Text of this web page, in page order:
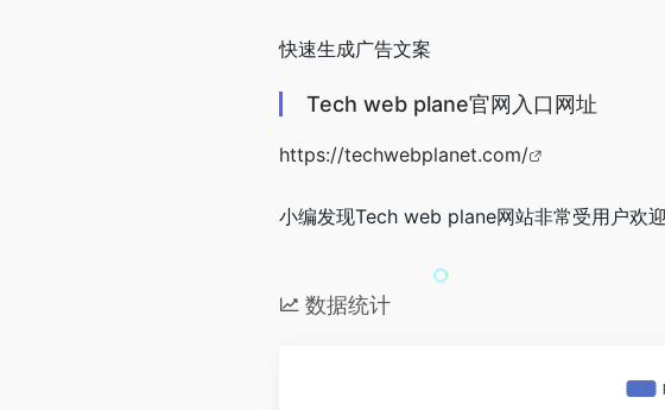
快速生成广告文案
Tech web plane官网入口网址
https://techwebplanet.com/
小编发现Tech web plane网站非常受用户欢
数据统计